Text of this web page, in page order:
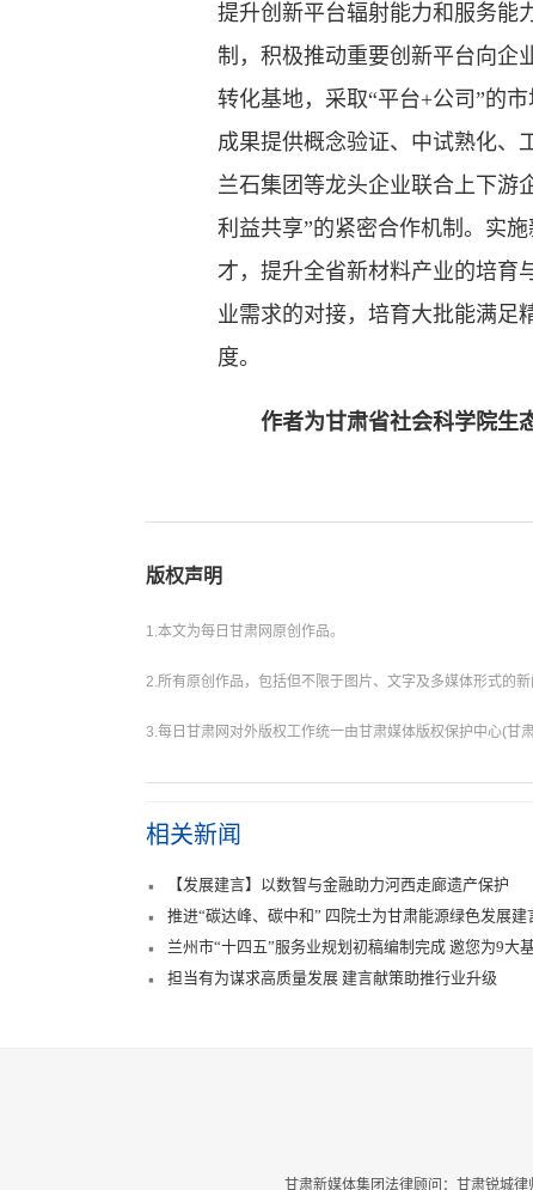
提升创新平台辐射能力和服务能
制，积极推动重要创新平台向企
转化基地，采取“平台+公司”的
成果提供概念验证、中试熟化、
兰石集团等龙头企业联合上下游
利益共享”的紧密合作机制。实
才，提升全省新材料产业的培育
业需求的对接，培育大批能满足
度。
作者为甘肃省社会科学院生
版权声明
1.本文为每日甘肃网原创作品。
2.所有原创作品，包括但不限于图片、文字及多媒体形式的
3.每日甘肃网对外版权工作统一由甘肃媒体版权保护中心(甘
相关新闻
【发展建言】以数智与金融助力河西走廊遗产保护
推进“碳达峰、碳中和” 四院士为甘肃能源绿色发展建
兰州市“十四五”服务业规划初稿编制完成 邀您为9大
担当有为谋求高质量发展 建言献策助推行业升级
甘肃新媒体集团法律顾问：甘肃锐